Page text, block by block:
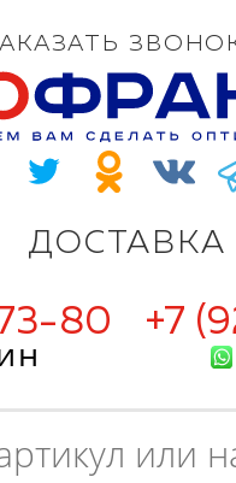
ДОСТАВКА
80 +7